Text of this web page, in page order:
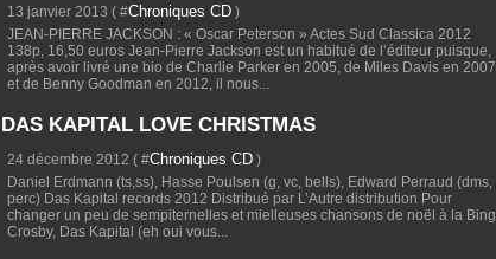
13 janvier 2013 ( #Chroniques CD )
JEAN-PIERRE JACKSON : « Oscar Peterson » Actes Sud Classica 2012
138p, 16,50 euros Jean-Pierre Jackson est un habitué de l’éditeur puisque,
après avoir livré une bio de Charlie Parker en 2005, de Miles Davis en 2007
et de Benny Goodman en 2012, il nous...
DAS KAPITAL LOVE CHRISTMAS
24 décembre 2012 ( #Chroniques CD )
Daniel Erdmann (ts,ss), Hasse Poulsen (g, vc, bells), Edward Perraud (dms,
perc) Das Kapital records 2012 Distribué par L’Autre distribution Pour
changer un peu de sempiternelles et mielleuses chansons de noël à la Bing
Crosby, Das Kapital (eh oui vous...